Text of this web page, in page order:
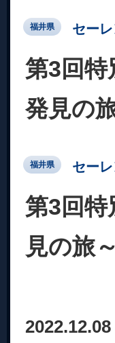
福井県 セー
第3回
発見の
福井県 セー
第3回
見の旅～